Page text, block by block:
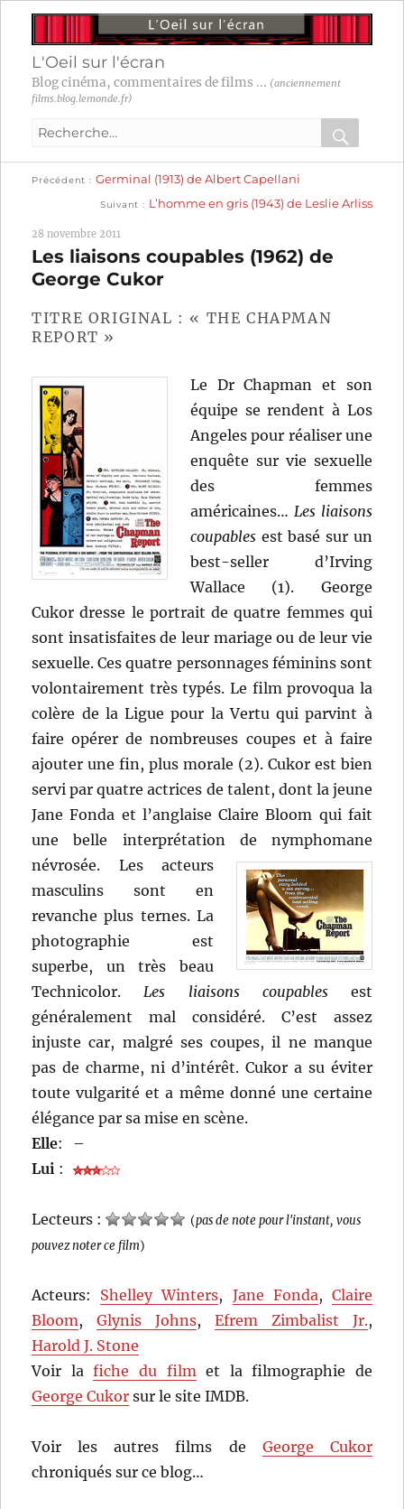
L'Oeil sur l'écran
Blog cinéma, commentaires de films ... (anciennement
films.blog.lemonde.fr)
Recherche
:
OK
Navigation
l’article
Précédent
précédente :
Germinal (1913) de Albert Capellani
Suivant
suivante :
L’homme en gris (1943) de Leslie Arliss
28 novembre 2011
Les liaisons coupables (1962) de
George Cukor
TITRE ORIGINAL : « THE CHAPMAN
REPORT »
Le Dr Chapman et son
équipe se rendent à Los
Angeles pour réaliser une
enquête sur vie sexuelle
des femmes
américaines… Les liaisons
coupables est basé sur un
best-seller d’Irving
Wallace (1). George
Cukor dresse le portrait de quatre femmes qui
sont insatisfaites de leur mariage ou de leur vie
sexuelle. Ces quatre personnages féminins sont
volontairement très typés. Le film provoqua la
colère de la Ligue pour la Vertu qui parvint à
faire opérer de nombreuses coupes et à faire
ajouter une fin, plus morale (2). Cukor est bien
servi par quatre actrices de talent, dont la jeune
Jane Fonda et l’anglaise Claire Bloom qui fait
une belle interprétation de nymphomane
névrosée. Les acteurs
masculins sont en
revanche plus ternes. La
photographie est
superbe, un très beau
Technicolor.Les liaisons coupablesest
généralement mal considéré. C’est assez
injuste car, malgré ses coupes, il ne manque
pas de charme, ni d’intérêt. Cukor a su éviter
toute vulgarité et a même donné une certaine
élégance par sa mise en scène.
Elle:
–
Lui :
Lecteurs : (pas de note pour l'instant, vous
pouvez noter ce film)
Acteurs: Shelley Winters, Jane Fonda, Claire
Bloom,Glynis Johns, Efrem Zimbalist Jr.,
Harold J. Stone
Voir lafiche du filmet la filmographie de
George Cukor sur le site IMDB.
Voir les autres films de George Cukor
chroniqués sur ce blog…